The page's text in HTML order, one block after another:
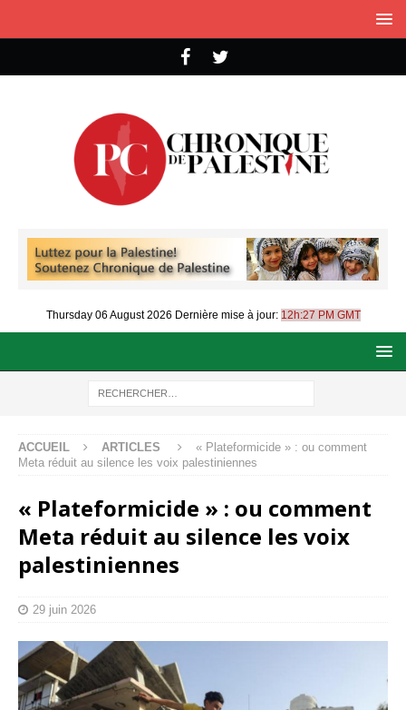
Thursday 06 August 2026 Dernière mise à jour: 12h:27 PM GMT
ACCUEIL ARTICLES
« Plateformicide » : ou comment
Meta réduit au silence les voix palestiniennes
« Plateformicide » : ou comment
Meta réduit au silence les voix
palestiniennes
29 juin 2026